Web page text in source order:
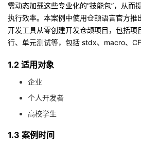
子
直
播
的
活
我
的
我
开
者
的
Programs
我
支
需动态加载这些专业化的“技能包”，从而
执行效率。本案例中使用仓颉语言官方推
开发工具从零创建开发仓颉项目，包括项
行、单元测试等，包括 stdx、macro、
1.2 适用对象
企业
个人开发者
高校学生
1.3 案例时间